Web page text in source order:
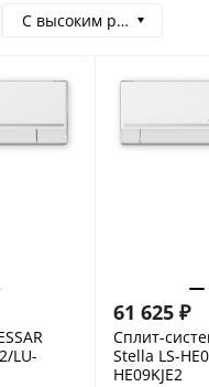
С высоким рейтингом
LU-
61 625 ₽
Сплит-
Stella LS-
HE09KJE2